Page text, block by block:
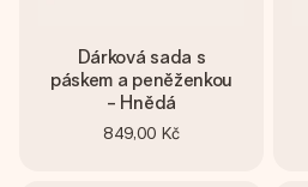
Dárková sada s
páskem a peněženkou
- Hnědá
849,00 Kč